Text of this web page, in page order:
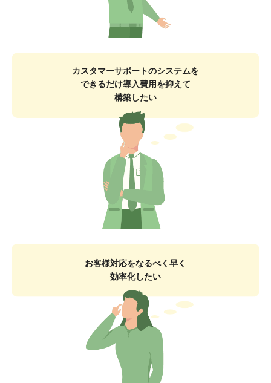
カスタマーサポートのシステムを
できるだけ導入費用を抑えて
構築したい
お客様対応をなるべく早く
効率化したい